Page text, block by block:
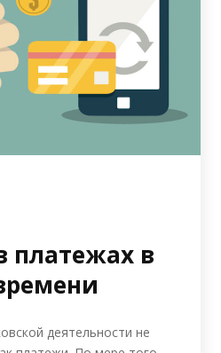
платежах в
деятельности не